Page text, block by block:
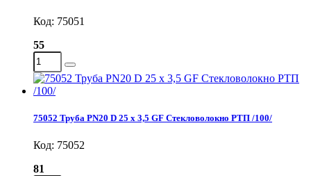
Код: 75051
55
75052 Труба PN20 D 25 x 3,5 GF Стекловолокно РТП /100/
Код: 75052
81